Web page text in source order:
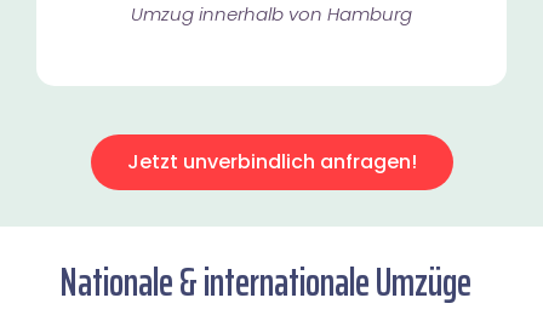
Umzug innerhalb von Hamburg​
Jetzt unverbindlich anfragen!
Nationale & internationale Umzüge